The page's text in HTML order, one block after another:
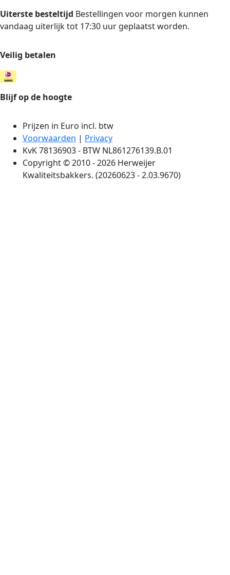
Uiterste besteltijd Bestellingen voor morgen kunnen
vandaag uiterlijk tot 17:30 uur geplaatst worden.
Veilig betalen
Blijf op de hoogte
Prijzen in Euro incl. btw
Voorwaarden | Privacy
KvK 78136903 - BTW NL861276139.B.01
Copyright © 2010 - 2026 Herweijer
Kwaliteitsbakkers. (20260623 - 2.03.9670)